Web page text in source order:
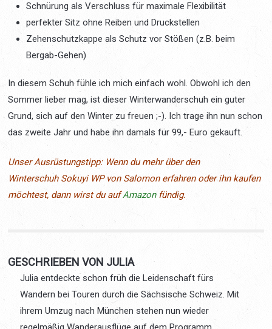
Schnürung als Verschluss für maximale Flexibilität
perfekter Sitz ohne Reiben und Druckstellen
Zehenschutzkappe als Schutz vor Stößen (z.B. beim
Bergab-Gehen)
In diesem Schuh fühle ich mich einfach wohl. Obwohl ich den
Sommer lieber mag, ist dieser Winterwanderschuh ein guter
Grund, sich auf den Winter zu freuen ;-). Ich trage ihn nun schon
das zweite Jahr und habe ihn damals für 99,- Euro gekauft.
Unser Ausrüstungstipp: Wenn du mehr über den
Winterschuh Sokuyi WP von Salomon erfahren oder ihn kaufen
möchtest, dann wirst du aufAmazon fündig.
GESCHRIEBEN VON JULIA
Julia entdeckte schon früh die Leidenschaft fürs
Wandern bei Touren durch die Sächsische Schweiz. Mit
ihrem Umzug nach München stehen nun wieder